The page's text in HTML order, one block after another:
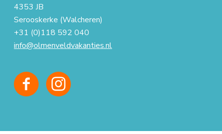
4353 JB
Serooskerke (Walcheren)
+31 (0)118 592 040
info@olmenveldvakanties.nl